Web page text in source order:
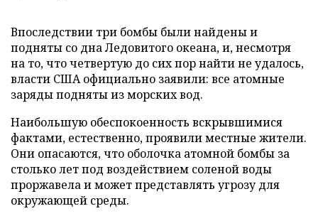
Впоследствии три бомбы были найдены и
подняты со дна Ледовитого океана, и, несмотря
на то, что четвертую до сих пор найти не удалось,
власти США официально заявили: все атомные
заряды подняты из морских вод.
Наибольшую обеспокоенность вскрывшимися
фактами, естественно, проявили местные жители.
Они опасаются, что оболочка атомной бомбы за
столько лет под воздействием соленой воды
проржавела и может представлять угрозу для
окружающей среды.